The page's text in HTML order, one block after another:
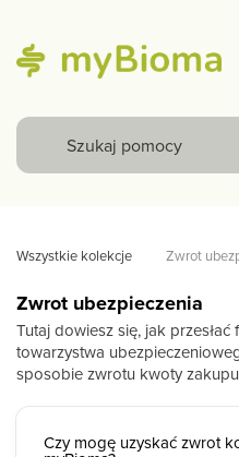
Wszystkie kolekcje Zwrot
Zwrot ubezpieczenia
Tutaj dowiesz się, jak
towarzystwa
sposobie zwrotu kwoty
Czy mogę uzyskać zwrot